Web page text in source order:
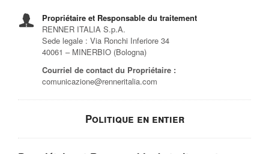
Propriétaire et Responsable du traitement
RENNER ITALIA S.p.A.
Sede legale : Via Ronchi Inferiore 34
40061 – MINERBIO (Bologna)
Courriel de contact du Propriétaire :
comunicazione@renneritalia.com
Politique en entier